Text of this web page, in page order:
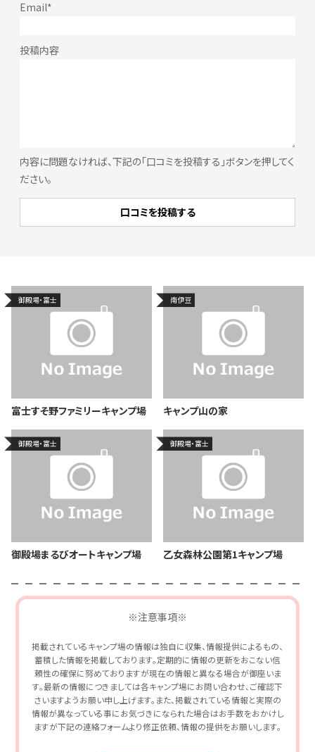
内容に問題なければ、下記の「口コミを投稿する」ボタンを押してく
ださい。
御殿場・富士
富士すそ野ファミリーキャンプ場
南伊豆
キャンプ山の家
御殿場・富士
御殿場まるびオートキャンプ場
御殿場・富士
乙女森林公園第1キャンプ場
※注意事項※
掲載されているキャンプ場の情報は独自に収集、情報提供によるもの、
蓄積した情報を掲載しております。定期的に情報の更新をおこない信
頼性の確保に努めておりますが現在の情報と異なる場合が御座いま
す。最新の情報につきましては各キャンプ場にお問い合わせ、ご確認下
さいますようお願い申し上げます。また、掲載されている情報と実際の
情報が異なっている事にお気づきになられた場合はお手数をおかけし
ますが下記の連絡フォームより修正依頼、情報の提供をお願いします。